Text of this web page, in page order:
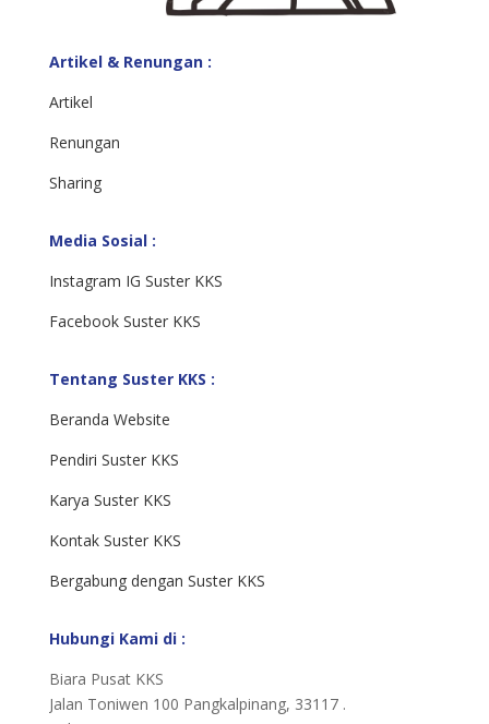
Artikel & Renungan :
Artikel
Renungan
Sharing
Media Sosial :
Instagram IG Suster KKS
Facebook Suster KKS
Tentang Suster KKS :
Beranda Website
Pendiri Suster KKS
Karya Suster KKS
Kontak Suster KKS
Bergabung dengan Suster KKS
Hubungi Kami di :
Biara Pusat KKS
Jalan Toniwen 100 Pangkalpinang, 33117 .